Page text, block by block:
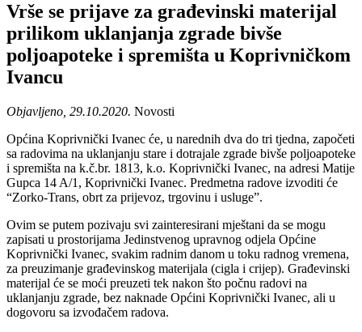
Vrše se prijave za građevinski materijal
prilikom uklanjanja zgrade bivše
poljoapoteke i spremišta u Koprivničkom
Ivancu
Objavljeno, 29.10.2020. Novosti
Općina Koprivnički Ivanec će, u narednih dva do tri tjedna, započeti
sa radovima na uklanjanju stare i dotrajale zgrade bivše poljoapoteke
i spremišta na k.č.br. 1813, k.o. Koprivnički Ivanec, na adresi Matije
Gupca 14 A/1, Koprivnički Ivanec. Predmetna radove izvoditi će
“Zorko-Trans, obrt za prijevoz, trgovinu i usluge”.
Ovim se putem pozivaju svi zainteresirani mještani da se mogu
zapisati u prostorijama Jedinstvenog upravnog odjela Općine
Koprivnički Ivanec, svakim radnim danom u toku radnog vremena,
za preuzimanje građevinskog materijala (cigla i crijep). Građevinski
materijal će se moći preuzeti tek nakon što počnu radovi na
uklanjanju zgrade, bez naknade Općini Koprivnički Ivanec, ali u
dogovoru sa izvođačem radova.